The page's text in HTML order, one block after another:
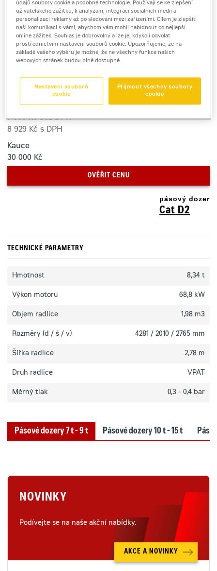
Cena za pronájem
1 - 22 dnů
8 100 Kč bez DPH
9 801 Kč s DPH
23 a více dnů
7 380 Kč bez DPH
8 929 Kč s DPH
Kauce
30 000 Kč
OVĚŘIT CENU
pásový dozer
Cat D2
TECHNICKÉ PARAMETRY
Hmotnost 8,34 t
Výkon motoru 68,8 kW
Objem radlice 1,98 m3
Rozměry (d / š / v) 4281 / 2010 / 2765 mm
Šířka radlice 2,78 m
Druh radlice VPAT
Měrný tlak 0,3 - 0,4 bar
Pásové dozery 7 t - 9 t Pásové dozery 10 t - 15 t
NOVINKY
Podívejte se na naše akční nabídky.
AKCE A NOVINKY
údajů soubory cookie a podobné technologie. Používají se ke zlepšení
uživatelského zážitku, k analýzám, integraci sociálních médií a
personalizaci reklamy až po sledování mezi zařízeními. Cílem je zlepšit
naši komunikaci s vámi, abychom vám mohli nabídnout co nejlepší
online zážitek. Souhlas je dobrovolný a lze jej kdykoli odvolat
prostřednictvím nastavení souborů cookie. Upozorňujeme, že na
základě vašeho výběru je možné, že ne všechny funkce našich
webových stránek budou plně dostupné.
Přijmout všechny soubory
cookie
Nastavení souborů
cookie